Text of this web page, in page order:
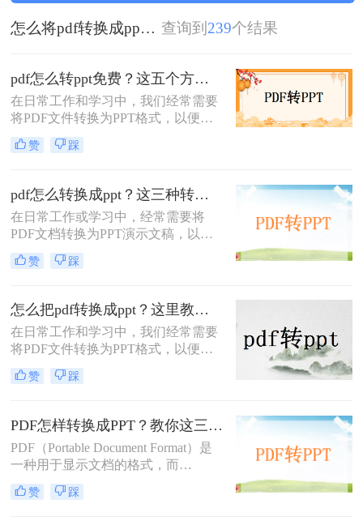
怎么将pdf转换成ppt，有什么快速的方法 查询到 239个结果
pdf怎么转ppt免费？这五个方法请收好！方便又好用！
在日常工作和学习中，我们经常需要
将PDF文件转换为PPT格式，以便进
行演示或编辑。那么pdf怎么转ppt免
费呢？虽然市面上有许多付费的转换
转PPT方法，帮助你轻松实现文件格
式的转换。
赞 踩
pdf怎么转换成ppt？这三种转换方法分享给你!！
在日常工作或学习中，经常需要将
PDF文档转换为PPT演示文稿，以便
于更好地展示和编辑内容。
PDF（Portable Document Format）因
用，但PPT（PowerPoint）则因其动态
演示功能而备受青睐。那么pdf怎么转
换成ppt呢？本文将介绍三种将PDF转
换为PPT的高效方法，帮助您轻松完
成格式转换。
赞 踩
怎么把pdf转换成ppt？这里教你这四种方法！
在日常工作和学习中，我们经常需要
将PDF文件转换为PPT格式，以便更
好地进行演示和编辑。那么怎么把
PDF转换成PPT呢？以下将介绍三种
PDF到PPT的转换。
赞 踩
PDF怎样转换成PPT？教你这三种转换方法！
PDF（Portable Document Format）是
一种用于显示文档的格式，而
PPT（PowerPoint）是一种用于演示的
文件格式。PDF文件常用于保存文档
赞 踩